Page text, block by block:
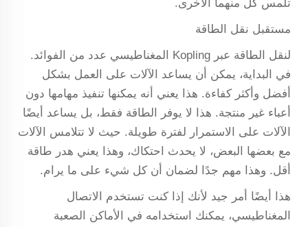
تلمس كل منهما الأخرى.
مستقبل نقل الطاقة
لنقل الطاقة عبر Kopling المغناطيسي عدد من الفوائد.
في البداية، يمكن أن يساعد الآلات على العمل بشكل
أفضل وأكثر كفاءة. هذا يعني أنه يمكنها تنفيذ مهامها دون
أعباء غير منتجة. هذا لا يوفر الطاقة فقط، بل يساعد أيضًا
الآلات على الاستمرار لفترة طويلة. حيث لا تتلامس الآلات
مع بعضها البعض، لا يحدث احتكاك، وهذا يعني هدر طاقة
أقل. وهذا مهم جدًا لضمان أن كل شيء على ما يرام.
هذا أيضًا أمر جيد لأنك إذا كنت تستخدم الاتصال
المغناطيسي، يمكنك استخدامه في الأماكن الصعبة